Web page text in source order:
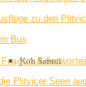
Koh Samui
zu den
Bus
&
Plitvicer Seen